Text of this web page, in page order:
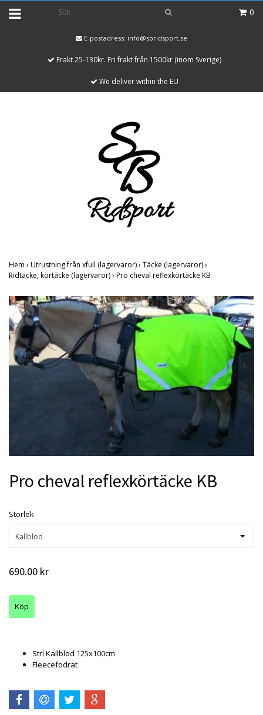
0
E-postadress: info@sbridsport.se
Frakt 25-130kr. Fri frakt från 1500kr (inom Sverige)
We deliver within the EU
Hem › Utrustning från xfull (lagervaror)› Täcke (lagervaror)›
Ridtäcke, körtäcke (lagervaror)› Pro cheval reflexkörtäcke KB
Pro cheval reflexkörtäcke KB
Storlek
Kallblod
690.00 kr
Strl Kallblod 125x100cm
Fleecefodrat